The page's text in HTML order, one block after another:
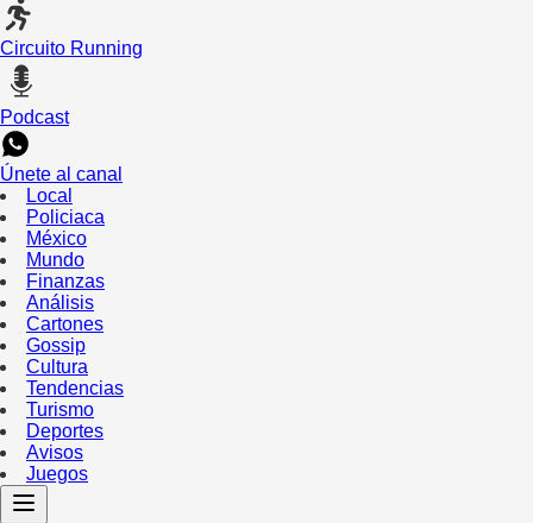
Circuito Running
Podcast
Únete al canal
Local
Policiaca
México
Mundo
Finanzas
Análisis
Cartones
Gossip
Cultura
Tendencias
Turismo
Deportes
Avisos
Juegos